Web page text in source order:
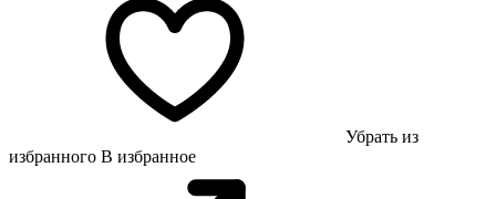
Убрать из
избранного В избранное